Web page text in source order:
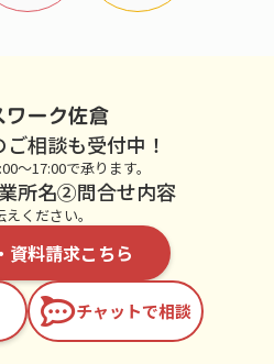
ワーク佐倉
相談も受付中！
えください。
所名②問合せ内容
～17:00で承ります。
資料請求こちら
チャットで相談